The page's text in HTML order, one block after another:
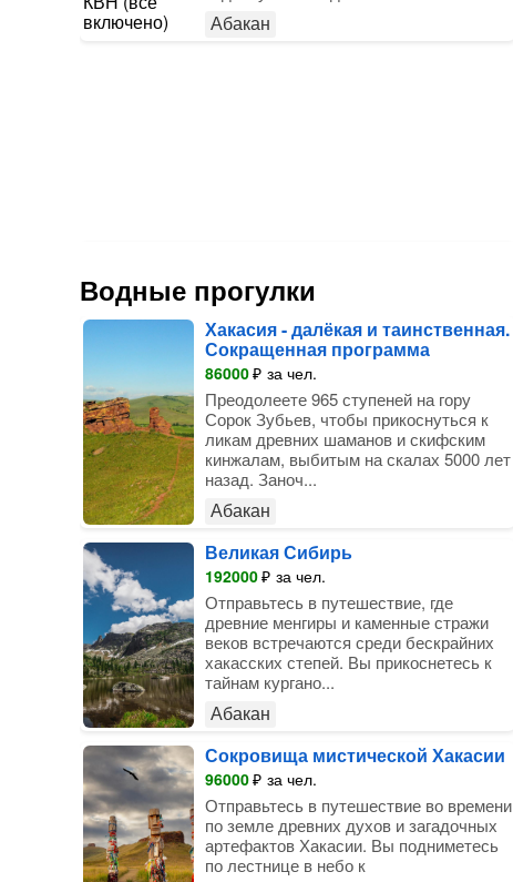
Абакан
Водные прогулки
Хакасия - далёкая и таинственная.
Сокращенная программа
86000₽ за чел.
Преодолеете 965 ступеней на гору
Сорок Зубьев, чтобы прикоснуться к
ликам древних шаманов и скифским
кинжалам, выбитым на скалах 5000 лет
назад. Заноч...
Абакан
Великая Сибирь
192000₽ за чел.
Отправьтесь в путешествие, где
древние менгиры и каменные стражи
веков встречаются среди бескрайних
хакасских степей. Вы прикоснетесь к
тайнам кургано...
Абакан
Сокровища мистической Хакасии
96000₽ за чел.
Отправьтесь в путешествие во времени
по земле древних духов и загадочных
артефактов Хакасии. Вы подниметесь
по лестнице в небо к